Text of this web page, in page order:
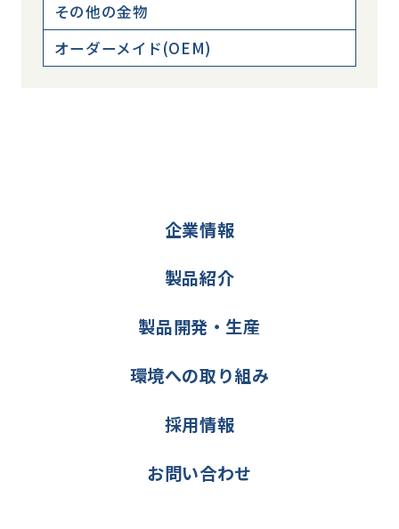
その他の金物
オーダーメイド(OEM)
企業情報
製品紹介
製品開発・生産
環境への取り組み
採用情報
お問い合わせ